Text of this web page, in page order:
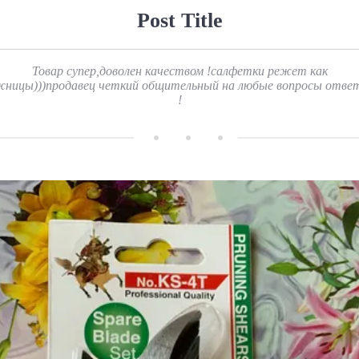
Post Title
Товар супер,доволен качеством !салфетки режет как
четкий общительный на любые вопросы
!